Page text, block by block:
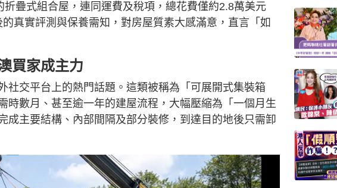
疊式組合屋，連同運費及稅項，總花費僅約2.8萬美元
真實評測與保養需知，對房屋質素大感滿意，直言「如
買家成主力
社交平台上的熱門話題。這類被稱為「可展開式集裝箱
時數月、甚至逾一年的建屋流程，大幅壓縮為「一個月生
成主要結構、內部間隔及部分裝修，到達目的地後只需卸